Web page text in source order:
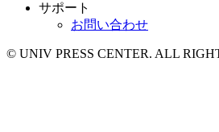
サポート
お問い合わせ
© UNIV PRESS CENTER. ALL